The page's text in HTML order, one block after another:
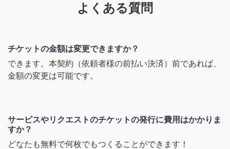
よくある質問
チケットの金額は変更できますか？
できます。本契約（依頼者様の前払い決済）前であれば、
金額の変更は可能です。
サービスやリクエストのチケットの発行に費用はかかりま
すか？
どなたも無料で何枚でもつくることができます！